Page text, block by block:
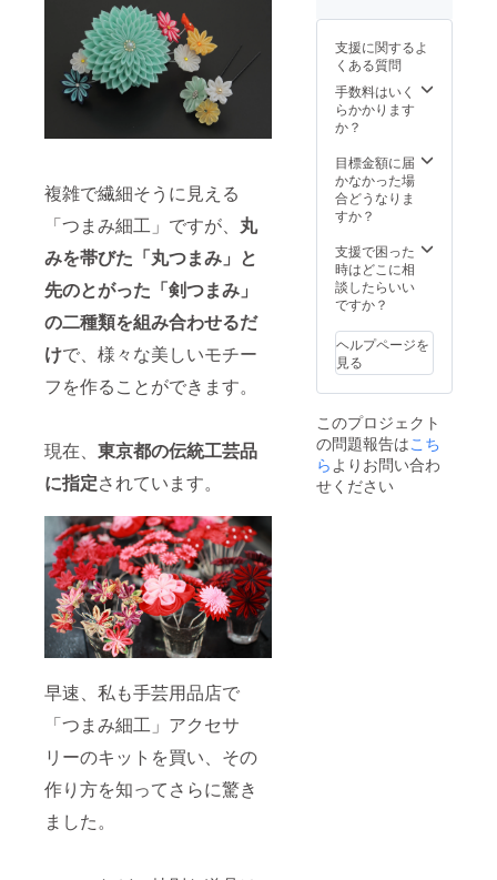
複雑で繊細そうに見える
「つまみ細工」ですが、 丸
みを帯びた「丸つまみ」と
先のとがった「剣つまみ」
の二種類を組み合わせるだ
けで、様々な美しいモチー
フを作ることができます。
現在、 東京都の伝統工芸品
に指定されています。
早速、私も手芸用品店で
「つまみ細工」アクセサ
リーのキットを買い、その
作り方を知ってさらに驚き
ました。
しま
す。 ※
キット
の色柄
はお選
だけま
せん。
写真は
イメー
す。 ※
ピン
セット
とのり
でご用
意くだ
ご案内
いたし
ます。
※受講で
きな
いた方
のお名
前のみ
担当講
師と共
ていた
だきま
す。 ※
受講希
週間前
までに
キット
を合同
punica
よりご
す。 ※
キット
の色柄
はお選
びいた
裏地:ポ
リエス
100% ●
原産国
スorイ
ヤリン
グ〉 つ
径約
31mm
）正絹
羽二重
全体サ
イズ 縦
45mm
金具
チタン
ポスト
シーク
イン ポ
料込み
〈バッ
グ〉 ●
実寸 高
さ(持ち
手を除
幅:40c
m、マ
チ:16c
手:67c
m ポ
ケット:
内側3ヶ
所 ●素
材 表地:
100%、
裏地:ポ
リエス
テル
100% ●
原産国
日本製
のピア
スorイ
ヤリン
グが
セット
になり
もイ
ヤーア
クセサ
'」のオ
リジナ
ルデザ
インで
消費
料込み
〈バッ
グ〉 ●
実寸 高
さ(持ち
手を除
く):21c
細工は
でんぷ
んのり
を使用
してい
るた
商品に
なって
いま
湿剤な
どと一
緒に箱
に入れ
の当た
らない
場所に
保管し
さい。
※手作り
のた
め、色
税・送
※手作り
のた
め、色
合いや
干異な
る場合
がござ
つまみ
細工は
でんぷ
んのり
してい
るた
め、水
に弱い
なって
いま
す。 ※
湿気除
湿剤な
をメイ
ブ
ルー、
パープ
ル、ホ
ワイト
をアレ
ンジ。
「一凛
堂」の
ナルデ
ザイン
です。
コーム
簪サイ
ズ W
約
12cm×
9cm ※
消費
税・送
料込み
※手作り
支援に関するよ
くある質問
手数料はいく
らかかります
か？
目標金額に届
かなかった場
合どうなりま
すか？
支援で困った
時はどこに相
談したらいい
ですか？
ヘルプページを
見る
このプロジェクト
の問題報告はこち
ら よりお問い合わ
せください